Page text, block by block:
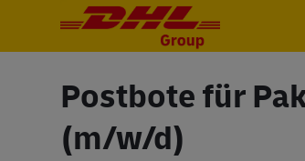
Postbote für
(m/w/d)